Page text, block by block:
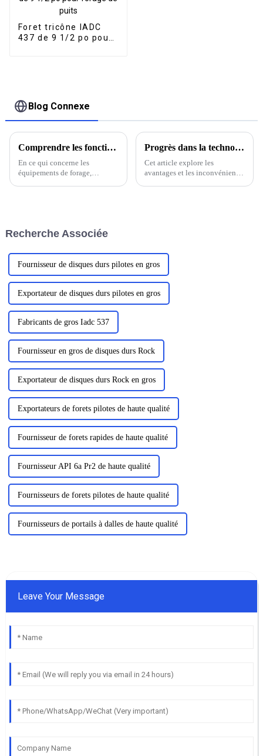
Foret tricône IADC
437 de 9 1/2 po pour
Blog Connexe
Comprendre les fonctions des systèmes de forage à pression contrôlée dans les équipements de forage
En ce qui concerne les
équipements de forage,
sûre des opérations de forage.
Progrès dans la technologie de forage DTH hydraulique et hydraulique.
Cet article explore les
avantages et les inconvénients
Recherche Associée
Fournisseur de disques durs pilotes en gros
Exportateur de disques durs pilotes en gros
Fabricants de gros Iadc 537
Fournisseur en gros de disques durs Rock
Exportateur de disques durs Rock en gros
Exportateurs de forets pilotes de haute qualité
Fournisseur de forets rapides de haute qualité
Fournisseur API 6a Pr2 de haute qualité
Fournisseurs de forets pilotes de haute qualité
Fournisseurs de portails à dalles de haute qualité
Leave Your Message